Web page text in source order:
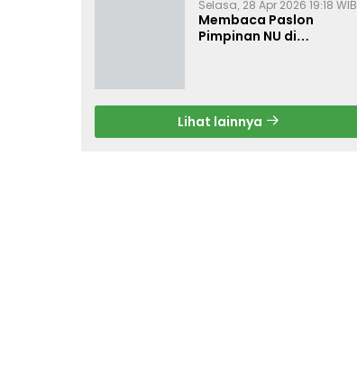
Selasa, 28 Apr 2026 19:18 WIB
Membaca Paslon
Pimpinan NU di
Lihat lainnya